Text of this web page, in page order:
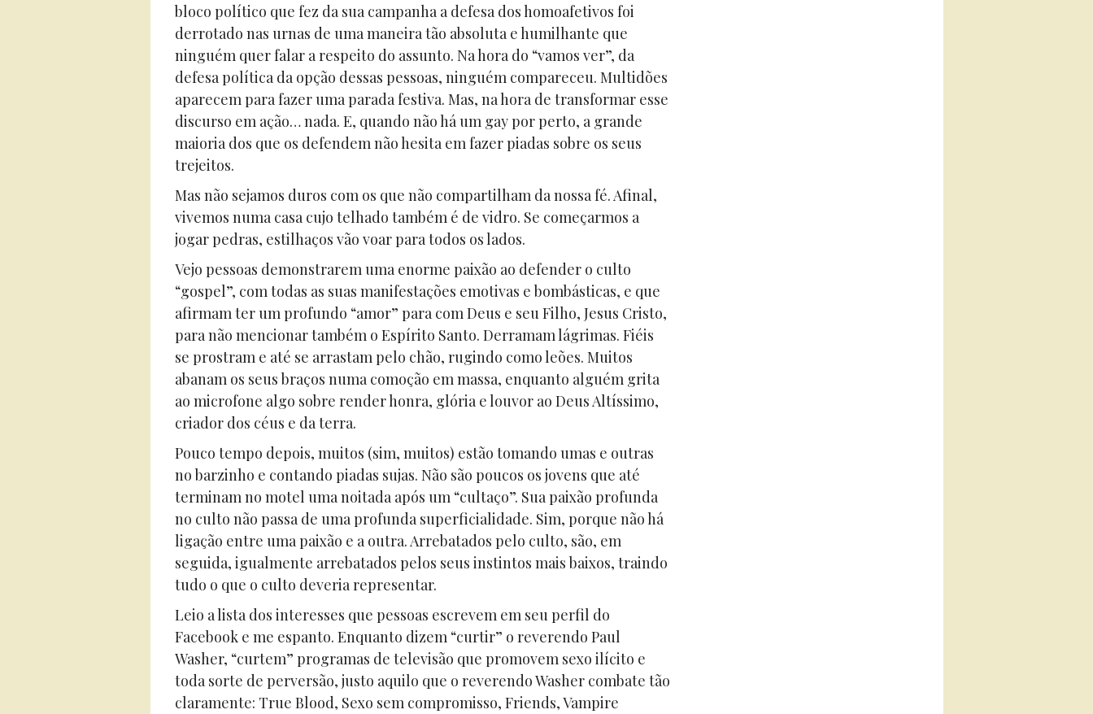
bloco político que fez da sua campanha a defesa dos homoafetivos foi
derrotado nas urnas de uma maneira tão absoluta e humilhante que
ninguém quer falar a respeito do assunto. Na hora do “vamos ver”, da
defesa política da opção dessas pessoas, ninguém compareceu. Multidões
aparecem para fazer uma parada festiva. Mas, na hora de transformar esse
discurso em ação… nada. E, quando não há um gay por perto, a grande
maioria dos que os defendem não hesita em fazer piadas sobre os seus
trejeitos.
Mas não sejamos duros com os que não compartilham da nossa fé. Afinal,
vivemos numa casa cujo telhado também é de vidro. Se começarmos a
jogar pedras, estilhaços vão voar para todos os lados.
Vejo pessoas demonstrarem uma enorme paixão ao defender o culto
“gospel”, com todas as suas manifestações emotivas e bombásticas, e que
afirmam ter um profundo “amor” para com Deus e seu Filho, Jesus Cristo,
para não mencionar também o Espírito Santo. Derramam lágrimas. Fiéis
se prostram e até se arrastam pelo chão, rugindo como leões. Muitos
abanam os seus braços numa comoção em massa, enquanto alguém grita
ao microfone algo sobre render honra, glória e louvor ao Deus Altíssimo,
criador dos céus e da terra.
Pouco tempo depois, muitos (sim, muitos) estão tomando umas e outras
no barzinho e contando piadas sujas. Não são poucos os jovens que até
terminam no motel uma noitada após um “cultaço”. Sua paixão profunda
no culto não passa de uma profunda superficialidade. Sim, porque não há
ligação entre uma paixão e a outra. Arrebatados pelo culto, são, em
seguida, igualmente arrebatados pelos seus instintos mais baixos, traindo
tudo o que o culto deveria representar.
Leio a lista dos interesses que pessoas escrevem em seu perfil do
Facebook e me espanto. Enquanto dizem “curtir” o reverendo Paul
Washer, “curtem” programas de televisão que promovem sexo ilícito e
toda sorte de perversão, justo aquilo que o reverendo Washer combate tão
claramente: True Blood, Sexo sem compromisso, Friends, Vampire